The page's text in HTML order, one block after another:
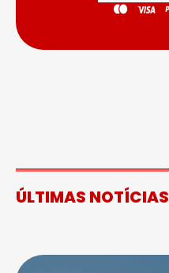
ÚLTIMAS NOTÍCIAS